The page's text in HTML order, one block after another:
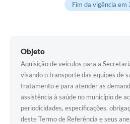
Fim da vigência em
Objeto
Aquisição de veículos para a
visando o transporte das equipes de
tratamento e para atender as
assistência à saúde no município de
periodicidades, especificações,
deste Termo de Referência e seus